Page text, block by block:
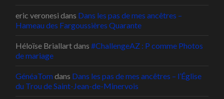
eric veronesi dans Dans les pas de mes ancêtres –
Hameau des Fargoussières Quarante
Héloïse Briallartdans#ChallengeAZ : P comme Photos
de mariage
GénéaTom dans Dans les pas de mes ancêtres – l’Église
du Trou de Saint-Jean-de-Minervois